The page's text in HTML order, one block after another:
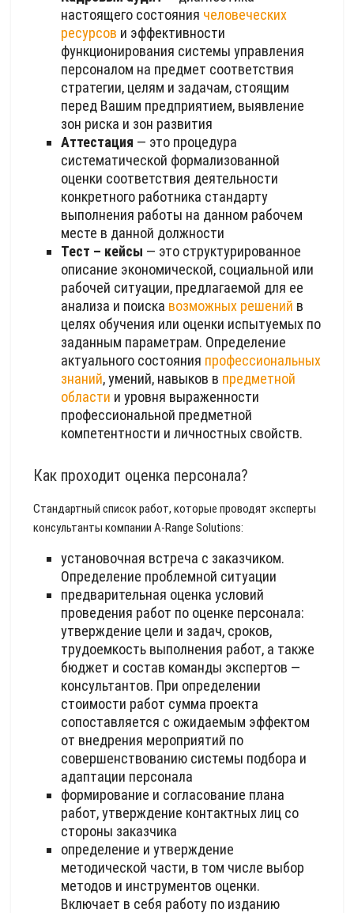
настоящего состояния человеческих
ресурсов и эффективности
функционирования системы управления
персоналом на предмет соответствия
стратегии, целям и задачам, стоящим
перед Вашим предприятием, выявление
зон риска и зон развития
Аттестация — это процедура
систематической формализованной
оценки соответствия деятельности
конкретного работника стандарту
выполнения работы на данном рабочем
месте в данной должности
Тест – кейсы — это структурированное
описание экономической, социальной или
рабочей ситуации, предлагаемой для ее
анализа и поиска возможных решений в
целях обучения или оценки испытуемых по
заданным параметрам. Определение
актуального состояния профессиональных
знаний, умений, навыков в предметной
области и уровня выраженности
профессиональной предметной
компетентности и личностных свойств.
Как проходит оценка персонала?
Стандартный список работ, которые проводят эксперты
консультанты компании A-Range Solutions:
установочная встреча с заказчиком.
Определение проблемной ситуации
предварительная оценка условий
проведения работ по оценке персонала:
утверждение цели и задач, сроков,
трудоемкость выполнения работ, а также
бюджет и состав команды экспертов —
консультантов. При определении
стоимости работ сумма проекта
сопоставляется с ожидаемым эффектом
от внедрения мероприятий по
совершенствованию системы подбора и
адаптации персонала
формирование и согласование плана
работ, утверждение контактных лиц со
стороны заказчика
определение и утверждение
методической части, в том числе выбор
методов и инструментов оценки.
Включает в себя работу по изданию